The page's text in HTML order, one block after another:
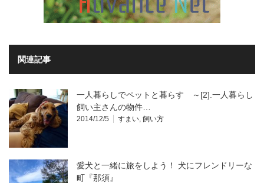
関連記事
一人暮らしでペットと暮らす ～[2].一人暮らし
飼い主さんの物件…
2014/12/5 すまい, 飼い方
愛犬と一緒に旅をしよう！ 犬にフレンドリーな
町『那須』